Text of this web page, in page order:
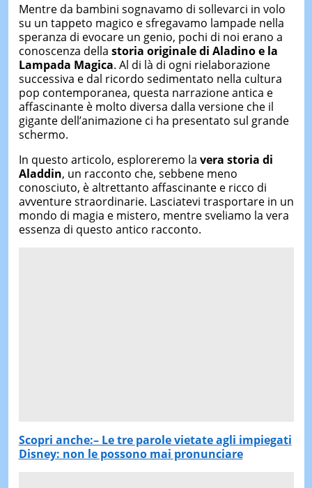
Mentre da bambini sognavamo di sollevarci in volo
su un tappeto magico e sfregavamo lampade nella
speranza di evocare un genio, pochi di noi erano a
conoscenza della storia originale di Aladino e la
Lampada Magica. Al di là di ogni rielaborazione
successiva e dal ricordo sedimentato nella cultura
pop contemporanea, questa narrazione antica e
affascinante è molto diversa dalla versione che il
gigante dell’animazione ci ha presentato sul grande
schermo.
In questo articolo, esploreremo la vera storia di
Aladdin, un racconto che, sebbene meno
conosciuto, è altrettanto affascinante e ricco di
avventure straordinarie. Lasciatevi trasportare in un
mondo di magia e mistero, mentre sveliamo la vera
essenza di questo antico racconto.
Scopri anche:– Le tre parole vietate agli impiegati
Disney: non le possono mai pronunciare